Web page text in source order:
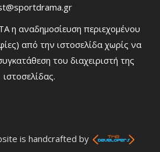
η αναδημοσίευση περιεχομένου
από την ιστοσελίδα χωρίς να
του διαχειριστή της
ιστοσελίδας.
is handcrafted by